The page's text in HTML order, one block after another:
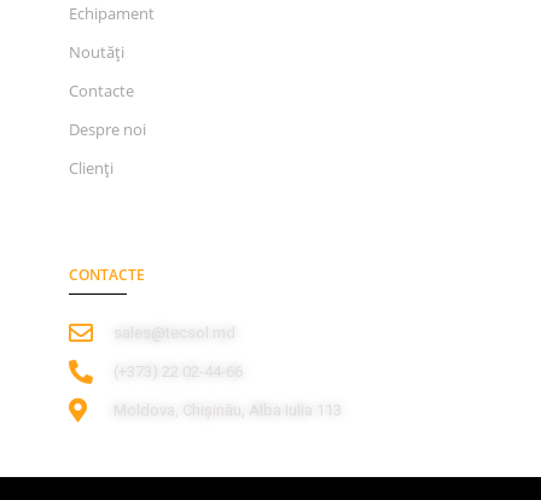
Echipament
Noutăți
Contacte
Despre noi
Clienți
CONTACTE
sales@tecsol.md
‎(+373) 22 02-44-66
Moldova, Chișinău, Alba Iulia 113